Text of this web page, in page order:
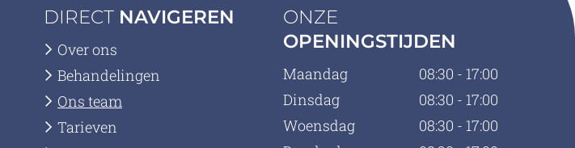
DIRECT NAVIGEREN
Over ons
Behandelingen
Ons team
Tarieven
ONZE
OPENINGSTIJDEN
Maandag
08:30 - 17:00
Dinsdag
08:30 - 17:00
Woensdag
08:30 - 17:00